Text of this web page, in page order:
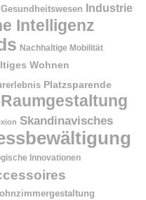
Gesundheitswesen Industrie
Intelligenz
Nachhaltige Mobilität
Wohnen
Platzsparende
Raumgestaltung
Skandinavisches
Innovationen